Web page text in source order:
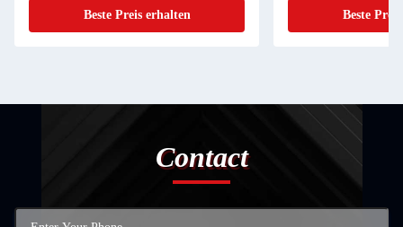
Beste Preis erhalten Beste
Contact